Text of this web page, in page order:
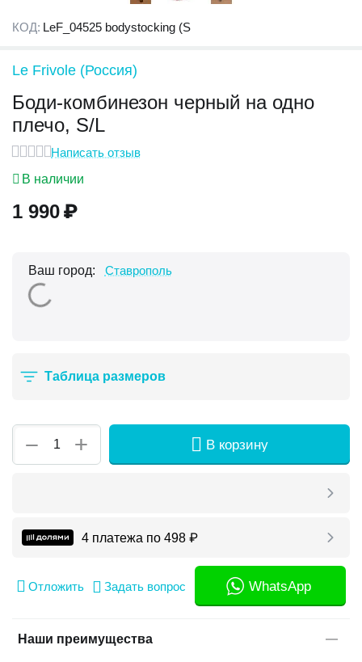
КОД: LeF_04525 bodystocking (S
Le Frivole (Россия)
Боди-комбинезон черный на одно
плечо, S/L
Написать отзыв
В наличии
1 990₽
Ваш город: Ставрополь
Таблица размеров
+
− В корзину
4 платежа по 498 ₽
Отложить Задать вопрос WhatsApp
Наши преимущества